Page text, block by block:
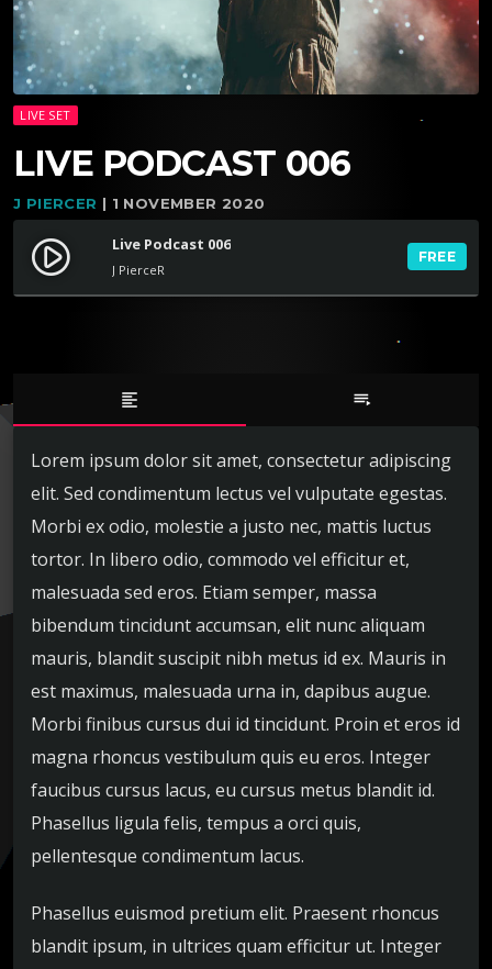
LIVE SET
LIVE PODCAST 006
J PIERCER | 1 NOVEMBER 2020
play_circle_filled Live Podcast 006
J PierceR
FREE
format_align_left playlist_play
Lorem ipsum dolor sit amet, consectetur adipiscing
elit. Sed condimentum lectus vel vulputate egestas.
Morbi ex odio, molestie a justo nec, mattis luctus
tortor. In libero odio, commodo vel efficitur et,
malesuada sed eros. Etiam semper, massa
bibendum tincidunt accumsan, elit nunc aliquam
mauris, blandit suscipit nibh metus id ex. Mauris in
est maximus, malesuada urna in, dapibus augue.
Morbi finibus cursus dui id tincidunt. Proin et eros id
magna rhoncus vestibulum quis eu eros. Integer
faucibus cursus lacus, eu cursus metus blandit id.
Phasellus ligula felis, tempus a orci quis,
pellentesque condimentum lacus.
Phasellus euismod pretium elit. Praesent rhoncus
blandit ipsum, in ultrices quam efficitur ut. Integer